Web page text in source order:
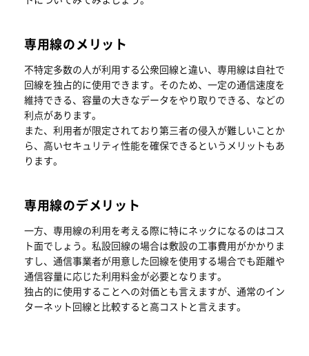
専用線のメリット
不特定多数の人が利用する公衆回線と違い、専用線は自社で
回線を独占的に使用できます。そのため、一定の通信速度を
維持できる、容量の大きなデータをやり取りできる、などの
利点があります。
また、利用者が限定されており第三者の侵入が難しいことか
ら、高いセキュリティ性能を確保できるというメリットもあ
ります。
専用線のデメリット
一方、専用線の利用を考える際に特にネックになるのはコス
ト面でしょう。私設回線の場合は敷設の工事費用がかかりま
すし、通信事業者が用意した回線を使用する場合でも距離や
通信容量に応じた利用料金が必要となります。
独占的に使用することへの対価とも言えますが、通常のイン
ターネット回線と比較すると高コストと言えます。